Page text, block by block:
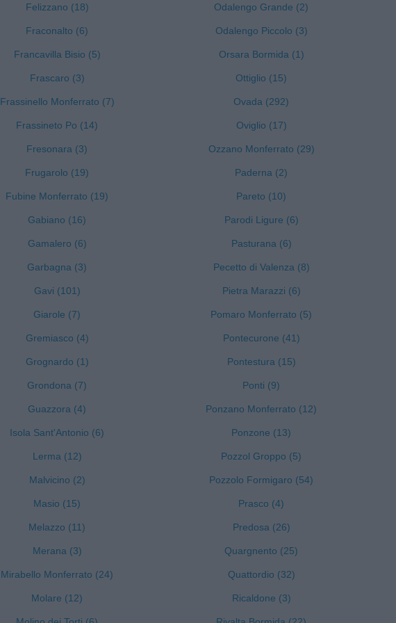
Felizzano (18)
Fraconalto (6)
Francavilla Bisio (5)
Frascaro (3)
Frassinello Monferrato (7)
Frassineto Po (14)
Fresonara (3)
Frugarolo (19)
Fubine Monferrato (19)
Gabiano (16)
Gamalero (6)
Garbagna (3)
Gavi (101)
Giarole (7)
Gremiasco (4)
Grognardo (1)
Grondona (7)
Guazzora (4)
Isola Sant'Antonio (6)
Lerma (12)
Malvicino (2)
Masio (15)
Melazzo (11)
Merana (3)
Mirabello Monferrato (24)
Molare (12)
Odalengo Grande (2)
Odalengo Piccolo (3)
Orsara Bormida (1)
Ottiglio (15)
Ovada (292)
Oviglio (17)
Ozzano Monferrato (29)
Paderna (2)
Pareto (10)
Parodi Ligure (6)
Pasturana (6)
Pecetto di Valenza (8)
Pietra Marazzi (6)
Pomaro Monferrato (5)
Pontecurone (41)
Pontestura (15)
Ponti (9)
Ponzano Monferrato (12)
Ponzone (13)
Pozzol Groppo (5)
Pozzolo Formigaro (54)
Prasco (4)
Predosa (26)
Quargnento (25)
Quattordio (32)
Ricaldone (3)